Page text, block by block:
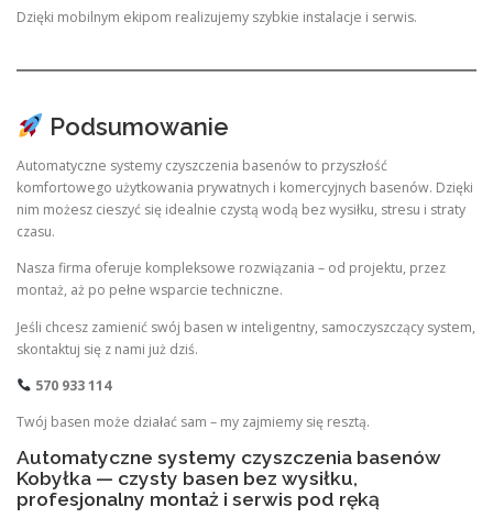
Dzięki mobilnym ekipom realizujemy szybkie instalacje i serwis.
Podsumowanie
Automatyczne systemy czyszczenia basenów to przyszłość
komfortowego użytkowania prywatnych i komercyjnych basenów. Dzięki
nim możesz cieszyć się idealnie czystą wodą bez wysiłku, stresu i straty
czasu.
Nasza firma oferuje kompleksowe rozwiązania – od projektu, przez
montaż, aż po pełne wsparcie techniczne.
Jeśli chcesz zamienić swój basen w inteligentny, samoczyszczący system,
skontaktuj się z nami już dziś.
570 933 114
Twój basen może działać sam – my zajmiemy się resztą.
Automatyczne systemy czyszczenia basenów
Kobyłka — czysty basen bez wysiłku,
profesjonalny montaż i serwis pod ręką